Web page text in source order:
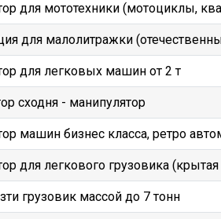
для мототехники (мотоциклы,
для малолитражки
для легковых машин от 2 т
сходня - манипулятор
машин бизнес класса, ретро
для легкового грузовика
грузовик массой до 7 тонн